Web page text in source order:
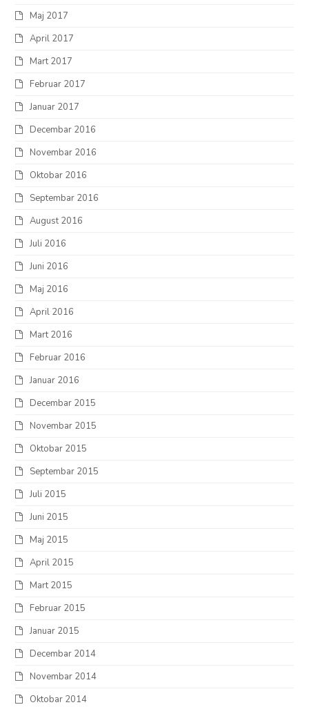
Maj 2017
April 2017
Mart 2017
Februar 2017
Januar 2017
Decembar 2016
Novembar 2016
Oktobar 2016
Septembar 2016
August 2016
Juli 2016
Juni 2016
Maj 2016
April 2016
Mart 2016
Februar 2016
Januar 2016
Decembar 2015
Novembar 2015
Oktobar 2015
Septembar 2015
Juli 2015
Juni 2015
Maj 2015
April 2015
Mart 2015
Februar 2015
Januar 2015
Decembar 2014
Novembar 2014
Oktobar 2014